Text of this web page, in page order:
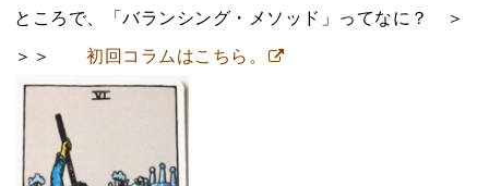
ところで、「バランシング・メソッド」ってなに？ ＞
＞＞初回コラムはこちら。